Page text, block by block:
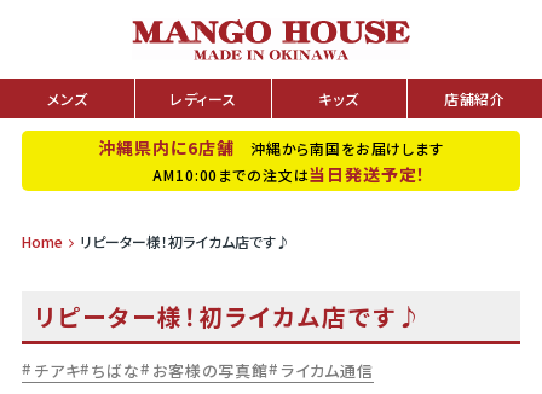
メンズ レディース キッズ 店舗紹介
沖縄県内に6店舗 沖縄から南国をお届けします
AM10:00までの注文は当日発送予定！
Home リピーター様！初ライカム店です♪
リピーター様！初ライカム店です♪
チアキ ちばな お客様の写真館 ライカム通信